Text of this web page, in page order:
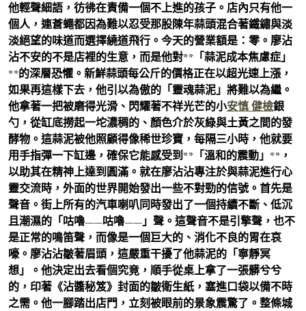
他輕聲細語，彷彿在責備一個不上進的孩子。店內只有他一
個人，連蒼蠅都因為難以忍受那股陳年蒜頭混合著鐵鏽與淡
淡絕望的味道而選擇繞道飛行。今天的營業額是：零。廖沾
沾不安的不是店裡的生意，而是他對**「蒜泥成本焦慮症」
**的深層恐懼。新鮮蒜頭每公斤的價格正在以超光速上漲，
如果再這樣下去，他引以為傲的「靈魂蒜泥」將難以為繼。
他拿著一把被磨得光滑、閃耀著不祥光芒的小安慎 健檢銀
勺，從缸底撈起一坨濃稠的、顏色介於灰綠與土黃之間的發
酵物。這蒜泥被他照顧得像稀世珍寶，每隔三小時，他就要
用手指彈一下缸邊，確保它能感受到**「溫和的震動」**，
以助其在精神上達到圓滿。就在廖沾沾專注於與蒜泥進行心
靈交流時，外面的世界開始發出一些不對勁的信號。首先是
聲音。街上所有的汽車喇叭同時發出了一個持續不斷、低沉
且潮濕的「咕嚕——咕嚕——」聲。這聲音不是引擎聲，也不
是正常的鳴笛聲，而像是一個巨大的、消化不良的胃在哀
嚎。廖沾沾皺著眉頭，這嚴重干擾了他蒜泥的「寧靜冥
想」。他決定出去看個究竟，順手從桌上拿了一張髒兮兮
的，印著《沾醬秘笈》封面的皺衛生紙，塞進口袋以備不時
之需。他一腳踏出店門，立刻被眼前的景象震驚了。整條城